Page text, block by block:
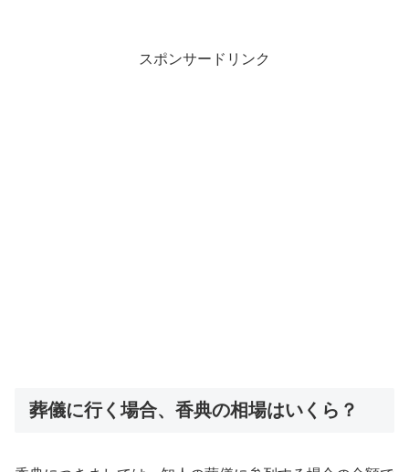
スポンサードリンク
葬儀に行く場合、香典の相場はいくら？